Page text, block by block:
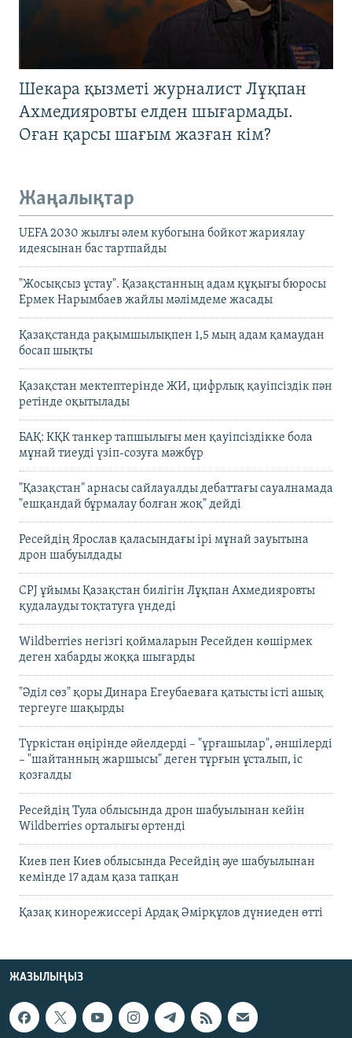
Шекара қызметі журналист Лұқпан
Ахмедияровты елден шығармады.
Оған қарсы шағым жазған кім?
Жаңалықтар
UEFA 2030 жылғы әлем кубогына бойкот жариялау
идеясынан бас тартпайды
"Жосықсыз ұстау". Қазақстанның адам құқығы бюросы
Ермек Нарымбаев жайлы мәлімдеме жасады
Қазақстанда рақымшылықпен 1,5 мың адам қамаудан
босап шықты
Қазақстан мектептерінде ЖИ, цифрлық қауіпсіздік пән
ретінде оқытылады
БАҚ: КҚК танкер тапшылығы мен қауіпсіздікке бола
мұнай тиеуді үзіп-созуға мәжбүр
"Қазақстан" арнасы сайлауалды дебаттағы сауалнамада
"ешқандай бұрмалау болған жоқ" дейді
Ресейдің Ярослав қаласындағы ірі мұнай зауытына
дрон шабуылдады
CPJ ұйымы Қазақстан билігін Лұқпан Ахмедияровты
қудалауды тоқтатуға үндеді
Wildberries негізгі қоймаларын Ресейден көшірмек
деген хабарды жоққа шығарды
"Әділ сөз" қоры Динара Егеубаеваға қатысты істі ашық
тергеуге шақырды
Түркістан өңірінде әйелдерді – "ұрғашылар", әншілерді
– "шайтанның жаршысы" деген тұрғын ұсталып, іс
қозғалды
Ресейдің Тула облысында дрон шабуылынан кейін
Wildberries орталығы өртенді
Киев пен Киев облысында Ресейдің әуе шабуылынан
кемінде 17 адам қаза тапқан
Қазақ кинорежиссері Ардақ Әмірқұлов дүниеден өтті
ЖАЗЫЛЫҢЫЗ